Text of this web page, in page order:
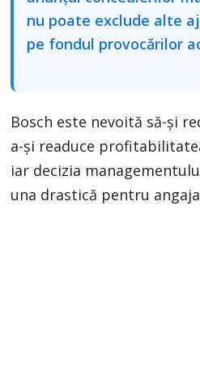
Bosch este nevoită să-și
a-și readuce
iar decizia
una drastică pentru